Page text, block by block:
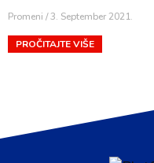
Promeni 3. September 2021.
PROČITAJTE VIŠE